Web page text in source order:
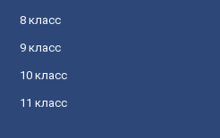
8 класс
9 класс
10 класс
11 класс